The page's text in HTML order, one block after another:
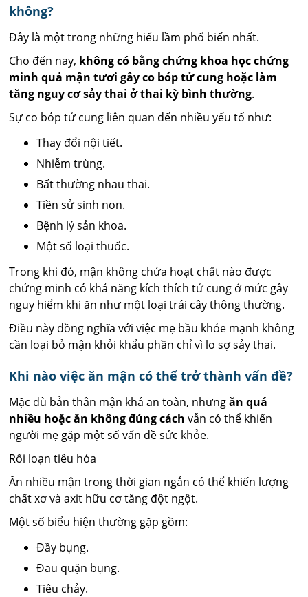
không?
Đây là một trong những hiểu lầm phổ biến nhất.
Cho đến nay, không có bằng chứng khoa học chứng
minh quả mận tươi gây co bóp tử cung hoặc làm
tăng nguy cơ sảy thai ở thai kỳ bình thường.
Sự co bóp tử cung liên quan đến nhiều yếu tố như:
Thay đổi nội tiết.
Nhiễm trùng.
Bất thường nhau thai.
Tiền sử sinh non.
Bệnh lý sản khoa.
Một số loại thuốc.
Trong khi đó, mận không chứa hoạt chất nào được
chứng minh có khả năng kích thích tử cung ở mức gây
nguy hiểm khi ăn như một loại trái cây thông thường.
Điều này đồng nghĩa với việc mẹ bầu khỏe mạnh không
cần loại bỏ mận khỏi khẩu phần chỉ vì lo sợ sảy thai.
Khi nào việc ăn mận có thể trở thành vấn đề?
Mặc dù bản thân mận khá an toàn, nhưngăn quá
nhiều hoặc ăn không đúng cách vẫn có thể khiến
người mẹ gặp một số vấn đề sức khỏe.
Rối loạn tiêu hóa
Ăn nhiều mận trong thời gian ngắn có thể khiến lượng
chất xơ và axit hữu cơ tăng đột ngột.
Một số biểu hiện thường gặp gồm:
Đầy bụng.
Đau quặn bụng.
Tiêu chảy.